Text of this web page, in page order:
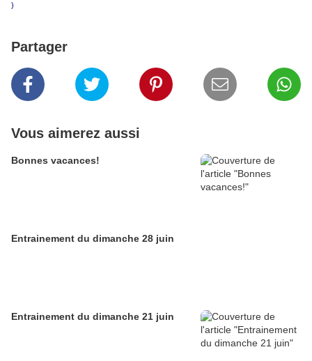
)
Partager
Vous aimerez aussi
Bonnes vacances!
Entrainement du dimanche 28 juin
Entrainement du dimanche 21 juin